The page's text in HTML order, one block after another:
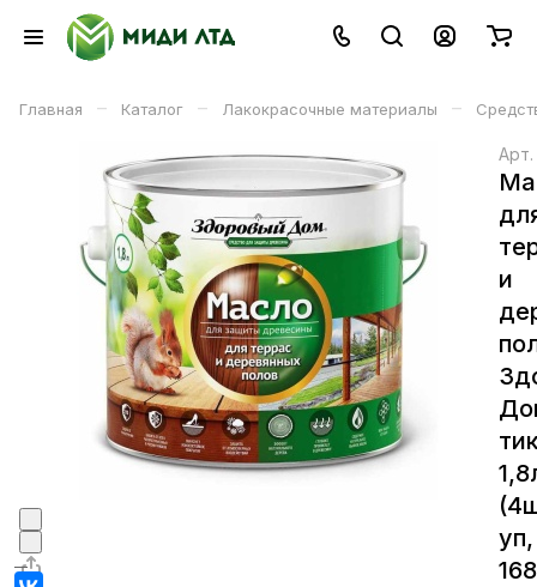
Главная – Каталог – Лакокрасочные материалы –
Арт.
и
уп,